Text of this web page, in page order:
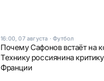
16:00, 07 августа ·Футбол
Почему Сафонов встаёт на
Технику россиянина
Франции